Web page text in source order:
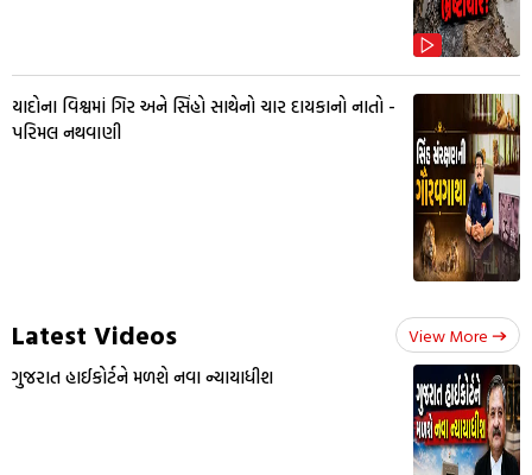
યાદોના વિશ્વમાં ગિર અને સિંહો સાથેનો ચાર દાયકાનો નાતો -
પરિમલ નથવાણી
Latest Videos View More
ગુજરાત હાઈકોર્ટને મળશે નવા ન્યાયાધીશ